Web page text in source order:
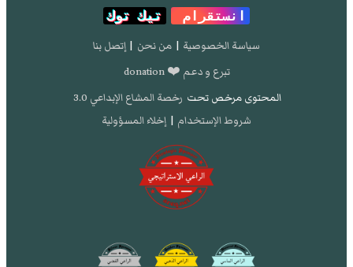
انستقرام
تيك توك
سياسة الخصوصية | من نحن | إتصل بنا
تبرع و دعم ❤️ donation
المحتوى مرخص تحت رخصة المشاع الإبداعي 3.0
شروط الإستخدام | إخلاء المسؤولية